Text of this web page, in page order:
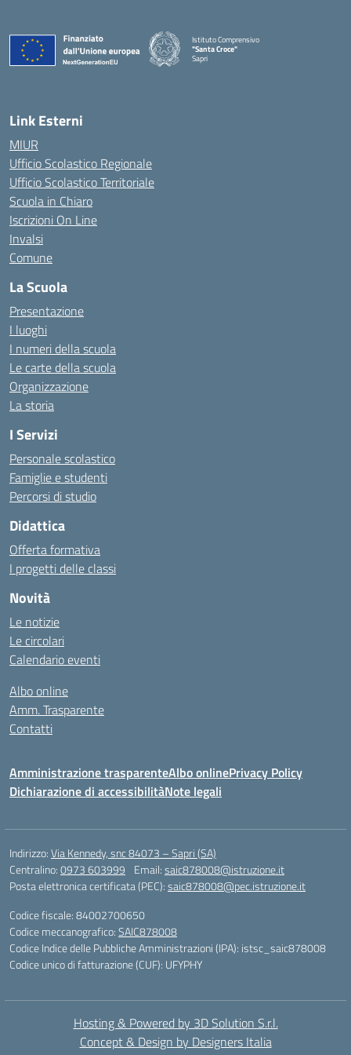
Istituto Comprensivo
"Santa Croce"
Sapri
— Visita la pagina iniziale della scuola
Link Esterni
MIUR
Ufficio Scolastico Regionale
Ufficio Scolastico Territoriale
Scuola in Chiaro
Iscrizioni On Line
Invalsi
Comune
La Scuola
Presentazione
I luoghi
I numeri della scuola
Le carte della scuola
Organizzazione
La storia
I Servizi
Personale scolastico
Famiglie e studenti
Percorsi di studio
Didattica
Offerta formativa
I progetti delle classi
Novità
Le notizie
Le circolari
Calendario eventi
Albo online
Amm. Trasparente
Contatti
Amministrazione trasparenteAlbo onlinePrivacy Policy
Dichiarazione di accessibilitàNote legali
Indirizzo:Via Kennedy, snc 84073 – Sapri (SA)
Centralino:0973 603999 Email:saic878008@istruzione.it
Posta elettronica certificata (PEC):saic878008@pec.istruzione.it
Codice fiscale: 84002700650
Codice meccanografico:SAIC878008
Codice Indice delle Pubbliche Amministrazioni (IPA): istsc_saic878008
Codice unico di fatturazione (CUF): UFYPHY
Hosting & Powered by 3D Solution S.r.l.
Concept & Design by Designers Italia